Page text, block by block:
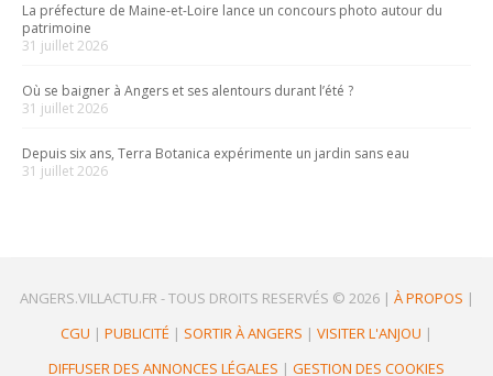
La préfecture de Maine-et-Loire lance un concours photo autour du
patrimoine
31 juillet 2026
Où se baigner à Angers et ses alentours durant l’été ?
31 juillet 2026
Depuis six ans, Terra Botanica expérimente un jardin sans eau
31 juillet 2026
ANGERS.VILLACTU.FR -TOUS DROITS RESERVÉS © 2026| À PROPOS |
CGU | PUBLICITÉ | SORTIR À ANGERS | VISITER L'ANJOU |
DIFFUSER DES ANNONCES LÉGALES | GESTION DES COOKIES